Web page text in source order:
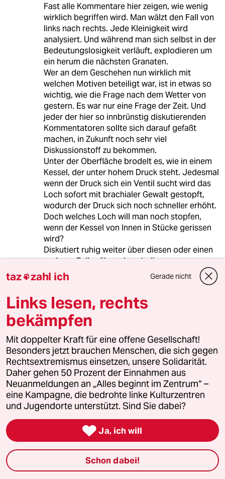
Fast alle Kommentare hier zeigen, wie wenig
wirklich begriffen wird. Man wälzt den Fall von
links nach rechts. Jede Kleinigkeit wird
analysiert. Und während man sich selbst in der
Bedeutungslosigkeit verläuft, explodieren um
ein herum die nächsten Granaten.
Wer an dem Geschehen nun wirklich mit
welchen Motiven beteiligt war, ist in etwas so
wichtig, wie die Frage nach dem Wetter von
gestern. Es war nur eine Frage der Zeit. Und
jeder der hier so innbrünstig diskutierenden
Kommentatoren sollte sich darauf gefaßt
machen, in Zukunft noch sehr viel
Diskussionstoff zu bekommen.
Unter der Oberfläche brodelt es, wie in einem
Kessel, der unter hohem Druck steht. Jedesmal
wenn der Druck sich ein Ventil sucht wird das
Loch sofort mit brachialer Gewalt gestopft,
wodurch der Druck sich noch schneller erhöht.
Doch welches Loch will man noch stopfen,
wenn der Kessel von Innen in Stücke gerissen
wird?
Diskutiert ruhig weiter über diesen oder einen
anderen Fall, während euch die
Druckschläuche um die Ohren fliegen. Es lenkt
so herrlich von den eigentlichen Problemen ab.
Streitereien müde geworden und verschwinde
lieber rechtzeitig aus der Gefahrenzone.
L lalelu
30.06.2010,08:15 Uhr
@ suzette [“obrigkeitsgläubige unkritische
polizeifans… wieso lest ihr eigentlich
ausgerechnet die taz?“]
Gute Frage. Denn obwohl es auch unter
‘klassischen taz-Lesern’ solche&solche
Positionen gibt, ist eine Großteil der
Kommentierer hier wohl kaum dazuzurechnen.
Die wollen was loswerden, nichts erfahren.
taz zahl ich Gerade nicht
Links lesen, rechts
bekämpfen
Mit doppelter Kraft für eine offene Gesellschaft!
Besonders jetzt brauchen Menschen, die sich gegen
Rechtsextremismus einsetzen, unsere Solidarität.
Daher gehen 50 Prozent der Einnahmen aus
Neuanmeldungen an „Alles beginnt im Zentrum“ –
eine Kampagne, die bedrohte linke Kulturzentren
und Jugendorte unterstützt. Sind Sie dabei?
 Ja, ich will
Schon dabei!